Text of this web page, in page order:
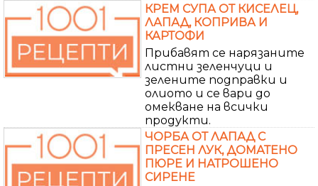
КРЕМ СУПА ОТ КИСЕЛЕЦ,
ЛАПАД, КОПРИВА И
КАРТОФИ
Прибавят се нарязаните
листни зеленчуци и
зелените подправки и
олиото и се вари до
омекване на всички
продукти.
ЧОРБА ОТ ЛАПАД С
ПРЕСЕН ЛУК, ДОМАТЕНО
ПЮРЕ И НАТРОШЕНО
СИРЕНЕ